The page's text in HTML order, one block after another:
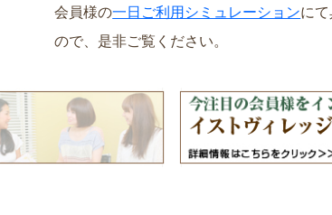
会員様の一日ご利用シミュレーションに
ので、是非ご覧ください。